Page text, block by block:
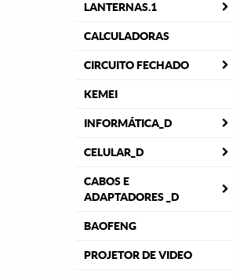
LANTERNAS.1
CALCULADORAS
CIRCUITO FECHADO
KEMEI
INFORMÁTICA_D
CELULAR_D
CABOS E
ADAPTADORES _D
BAOFENG
PROJETOR DE VIDEO